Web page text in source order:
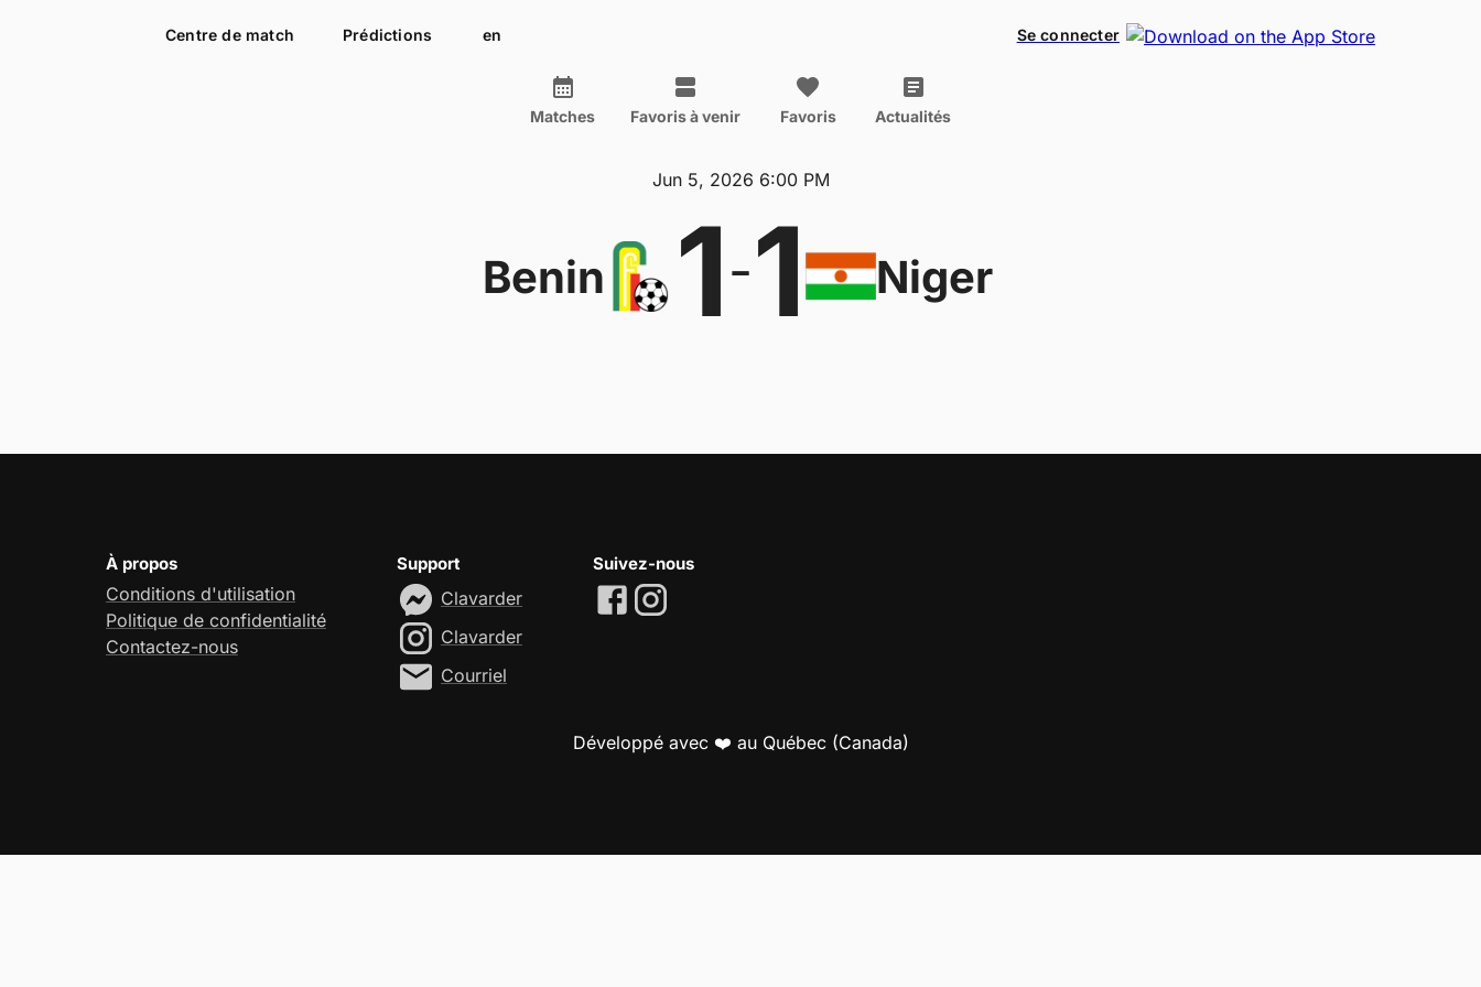
Centre de match Prédictions en Se connecter
Matches Favoris à venir Favoris Actualités
Jun 5, 2026 6:00 PM
Benin 1-1 Niger
À propos
Conditions d'utilisation
Politique de confidentialité
Contactez-nous
Support
Clavarder
Clavarder
Courriel
Suivez-nous
Développé avec ❤️ au Québec (Canada)